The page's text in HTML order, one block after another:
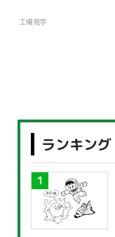
工場見学
ランキング